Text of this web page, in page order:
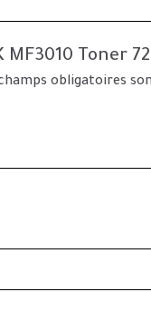
Toner
obligatoires